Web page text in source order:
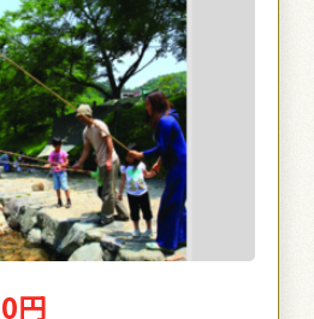
円